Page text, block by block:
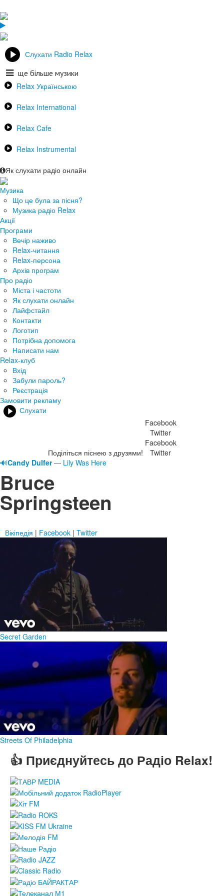
Слухати Radio Relax
ще більше музики
Relax Українською
Relax International
Relax Cafe
Relax Instrumental
Як слухати радіо онлайн
Музика
Що це була за пісня?
Музика радіо Relax
Акції
Програми
Вечір наживо
Relax-читання
Relax-персона
Архів програм
Про радіо
Міста і частоти
Як слухати онлайн
Лайфстайл
Контакти
Логотип
Потрібна допомога
Написати нам
Relax-клуб
Вхід
Забули пароль?
Реєстрація
Замовити рекламу
Слухати
Поділіться піснею з друзями!
Facebook
Twitter
Facebook
Twitter
🔊Candy Dulfer— Lily Was Here
Bruce
Springsteen
Вікіпедія | Facebook | Twitter
Secret Garden
Streets Of Philadelphia
👍 Приєднуйтесь до Радіо Relax!